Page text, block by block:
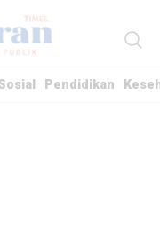
Pendidikan